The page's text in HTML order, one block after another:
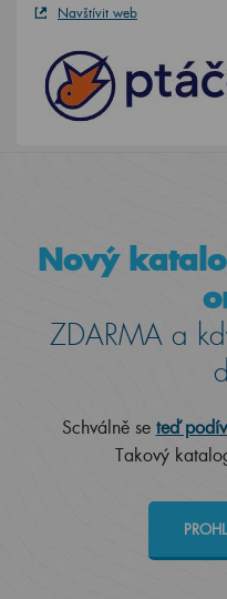
Navštívit web
Nový
ZDARMA a
Schválně se teď
Takový